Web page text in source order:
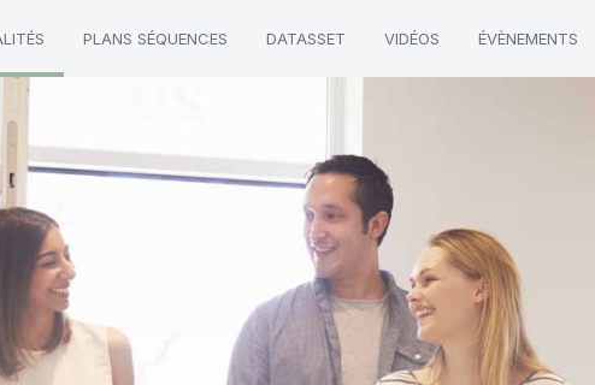
PLANS SÉQUENCES DATASSET VIDÉOS ÉVÈNEMENTS